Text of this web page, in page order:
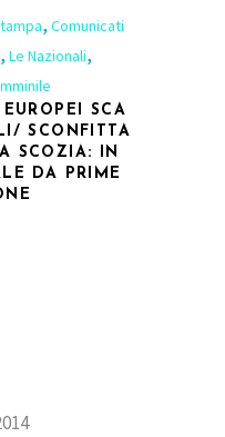
, Comunicati
, Le Nazionali,
SCA
SCONFITTA
SCOZIA: IN
DA PRIME